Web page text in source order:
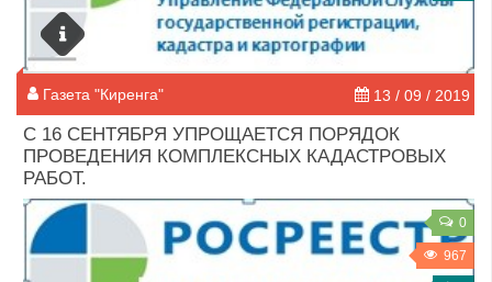
Газета "Киренга" 13 / 09 / 2019
С 16 СЕНТЯБРЯ УПРОЩАЕТСЯ ПОРЯДОК
ПРОВЕДЕНИЯ КОМПЛЕКСНЫХ КАДАСТРОВЫХ
РАБОТ.
0
967